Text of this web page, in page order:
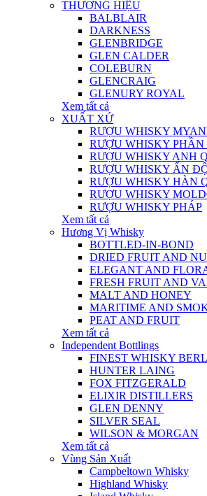
THƯƠNG HIỆU
BALBLAIR
DARKNESS
GLENBRIDGE
GLEN CALDER
COLEBURN
GLENCRAIG
GLENURY ROYAL
Xem tất cả
XUẤT XỨ
RƯỢU WHISKY
RƯỢU WHISKY
RƯỢU WHISKY ANH
RƯỢU WHISKY ẤN
RƯỢU WHISKY HÀN
RƯỢU WHISKY
RƯỢU WHISKY PHÁP
Xem tất cả
Hương Vị Whisky
BOTTLED-IN-BOND
DRIED FRUIT AND
ELEGANT AND
FRESH FRUIT AND
MALT AND HONEY
MARITIME AND
PEAT AND FRUIT
Xem tất cả
Independent Bottlings
FINEST WHISKY
HUNTER LAING
FOX FITZGERALD
ELIXIR DISTILLERS
GLEN DENNY
SILVER SEAL
WILSON & MORGAN
Xem tất cả
Vùng Sản Xuất
Campbeltown Whisky
Highland Whisky